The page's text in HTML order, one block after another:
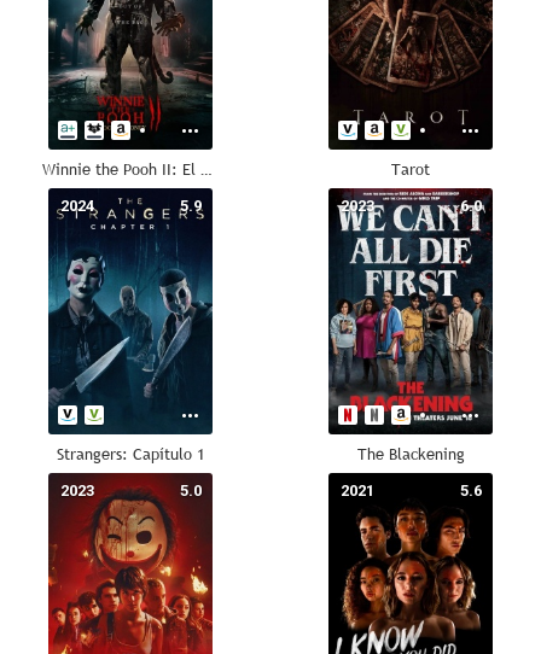
Winnie the Pooh II: El bosque sangriento Tarot
5.9
2024
Strangers: Capítulo 1
6.0
2023
The Blackening
5.0
2023 5.6
2021